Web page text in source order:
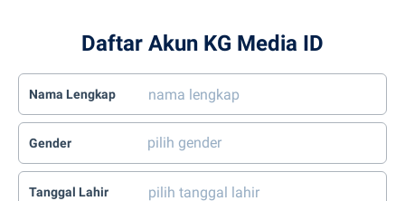
Daftar Akun KG Media ID
Nama Lengkap
Gender
Tanggal Lahir